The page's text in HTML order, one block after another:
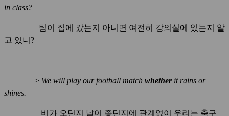
in class?
팀이 집에 갔는지 아니면 여전히 강의실에 있는지 알
고 있니?
> We will play our football match whetherit rains or
shines.
비가 오던지 날이 좋던지에 관계없이 우리는 축구